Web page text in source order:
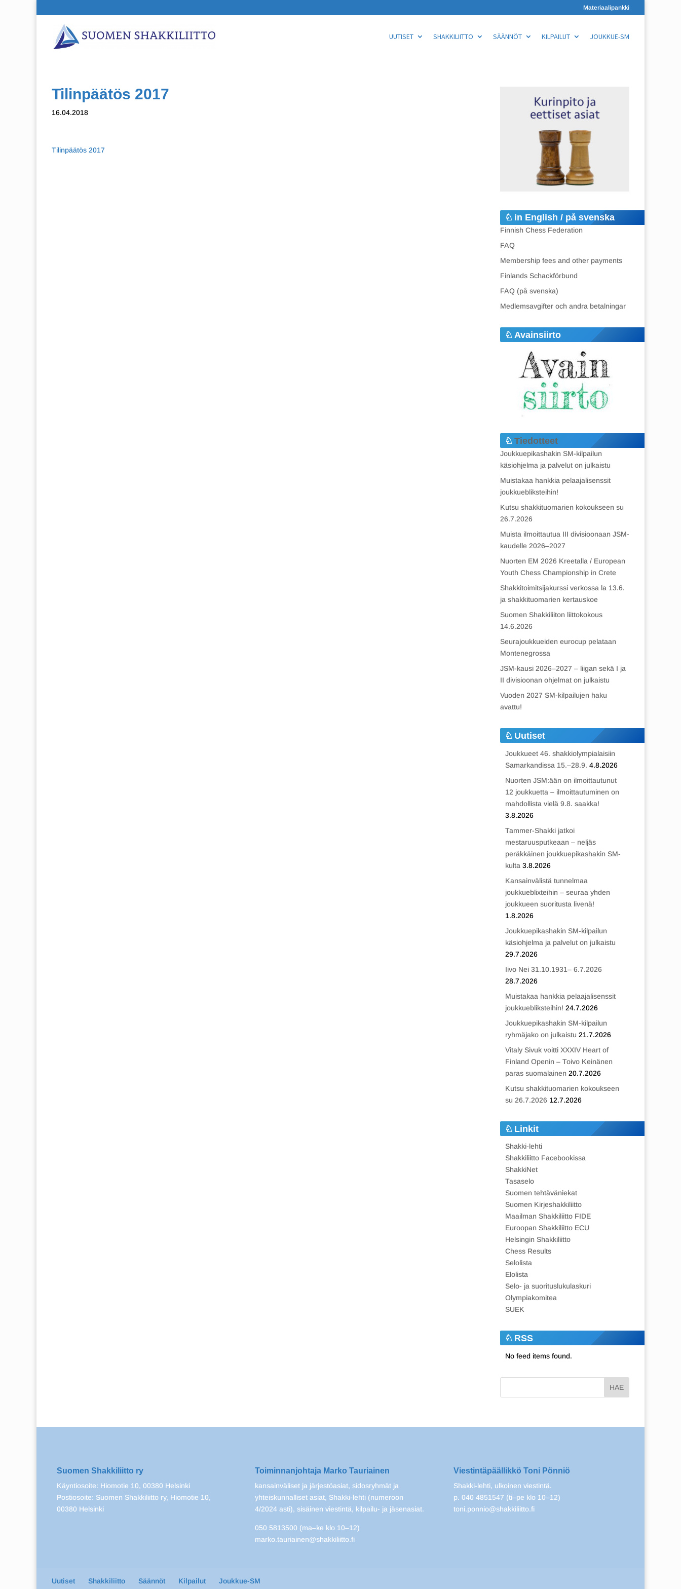
Materiaalipankki
UUTISET SHAKKILIITTO SÄÄNNÖT KILPAILUT JOUKKUE-SM
Tilinpäätös 2017
16.04.2018
Tilinpäätös 2017
in English / på svenska
Finnish Chess Federation
FAQ
Membership fees and other payments
Finlands Schackförbund
FAQ (på svenska)
Medlemsavgifter och andra betalningar
Avainsiirto
Tiedotteet
Joukkuepikashakin SM-kilpailun
käsiohjelma ja palvelut on julkaistu
Muistakaa hankkia pelaajalisenssit
joukkuebliksteihin!
Kutsu shakkituomarien kokoukseen su
26.7.2026
Muista ilmoittautua III divisioonaan JSM-
kaudelle 2026–2027
Nuorten EM 2026 Kreetalla / European
Youth Chess Championship in Crete
Shakkitoimitsijakurssi verkossa la 13.6.
ja shakkituomarien kertauskoe
Suomen Shakkiliiton liittokokous
14.6.2026
Seurajoukkueiden eurocup pelataan
Montenegrossa
JSM-kausi 2026–2027 – liigan sekä I ja
II divisioonan ohjelmat on julkaistu
Vuoden 2027 SM-kilpailujen haku
avattu!
Uutiset
Joukkueet 46. shakkiolympialaisiin
Samarkandissa 15.–28.9. 4.8.2026
Nuorten JSM:ään on ilmoittautunut
12 joukkuetta – ilmoittautuminen on
mahdollista vielä 9.8. saakka!
3.8.2026
Tammer-Shakki jatkoi
mestaruusputkeaan – neljäs
peräkkäinen joukkuepikashakin SM-
kulta 3.8.2026
Kansainvälistä tunnelmaa
joukkueblixteihin – seuraa yhden
joukkueen suoritusta livenä!
1.8.2026
Joukkuepikashakin SM-kilpailun
käsiohjelma ja palvelut on julkaistu
29.7.2026
Iivo Nei 31.10.1931– 6.7.2026
28.7.2026
Muistakaa hankkia pelaajalisenssit
joukkuebliksteihin! 24.7.2026
Joukkuepikashakin SM-kilpailun
ryhmäjako on julkaistu 21.7.2026
Vitaly Sivuk voitti XXXIV Heart of
Finland Openin – Toivo Keinänen
paras suomalainen 20.7.2026
Kutsu shakkituomarien kokoukseen
su 26.7.2026 12.7.2026
Linkit
Shakki-lehti
Shakkiliitto Facebookissa
ShakkiNet
Tasaselo
Suomen tehtäväniekat
Suomen Kirjeshakkiliitto
Maailman Shakkiliitto FIDE
Euroopan Shakkiliitto ECU
Helsingin Shakkiliitto
Chess Results
Selolista
Elolista
Selo- ja suorituslukulaskuri
Olympiakomitea
SUEK
RSS
No feed items found.
Suomen Shakkiliitto ry
Käyntiosoite: Hiomotie 10, 00380 Helsinki
Postiosoite: Suomen Shakkiliitto ry, Hiomotie 10,
00380 Helsinki
Toiminnanjohtaja Marko Tauriainen
kansainväliset ja järjestöasiat, sidosryhmät ja
yhteiskunnalliset asiat, Shakki-lehti (numeroon
4/2024 asti), sisäinen viestintä, kilpailu- ja jäsenasiat.
050 5813500 (ma–ke klo 10–12)
marko.tauriainen@shakkiliitto.fi
Viestintäpäällikkö Toni Pönniö
Shakki-lehti, ulkoinen viestintä.
p. 040 4851547 (ti–pe klo 10–12)
toni.ponnio@shakkiliitto.fi
Uutiset Shakkiliitto Säännöt Kilpailut Joukkue-SM